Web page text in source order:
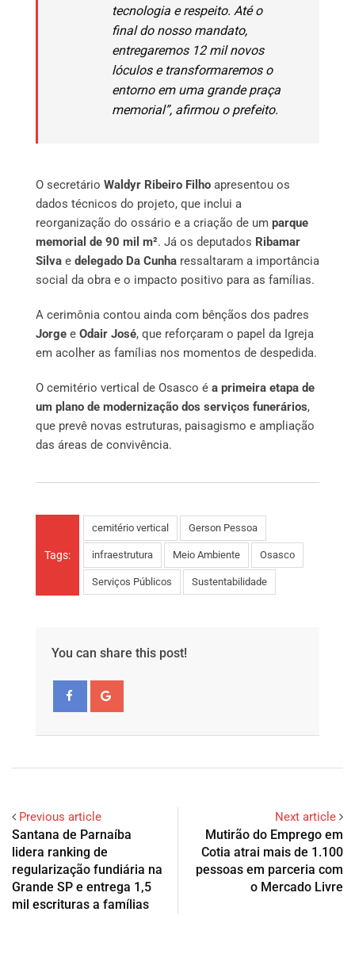
tecnologia e respeito. Até o
final do nosso mandato,
entregaremos 12 mil novos
lóculos e transformaremos o
entorno em uma grande praça
memorial”, afirmou o prefeito.
O secretário Waldyr Ribeiro Filho apresentou os
dados técnicos do projeto, que inclui a
reorganização do ossário e a criação de um parque
memorial de 90 mil m². Já os deputados Ribamar
Silva e delegado Da Cunha ressaltaram a importância
social da obra e o impacto positivo para as famílias.
A cerimônia contou ainda com bênçãos dos padres
Jorge e Odair José, que reforçaram o papel da Igreja
em acolher as famílias nos momentos de despedida.
O cemitério vertical de Osasco é a primeira etapa de
um plano de modernização dos serviços funerários,
que prevê novas estruturas, paisagismo e ampliação
das áreas de convivência.
Tags:
cemitério vertical Gerson Pessoa
infraestrutura Meio Ambiente Osasco
Serviços Públicos Sustentabilidade
You can share this post!
Previous article
Santana de Parnaíba
lidera ranking de
regularização fundiária na
Grande SP e entrega 1,5
mil escrituras a famílias
Next article
Mutirão do Emprego em
Cotia atrai mais de 1.100
pessoas em parceria com
o Mercado Livre